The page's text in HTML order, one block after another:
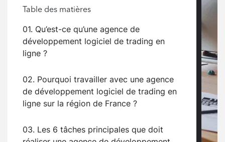
Table des matières
01. Qu’est-ce qu’une agence de
développement logiciel de trading en
ligne ?
02. Pourquoi travailler avec une agence
de développement logiciel de trading en
ligne sur la région de France ?
03. Les 6 tâches principales que doit